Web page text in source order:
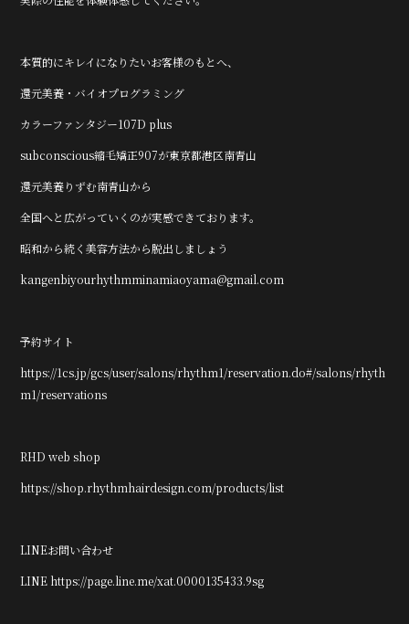
本質的にキレイになりたいお客様のもとへ、
還元美養・バイオプログラミング
カラーファンタジー107D plus
subconscious縮毛矯正907が東京都港区南青山
還元美養りずむ南青山から
全国へと広がっていくのが実感できております。
昭和から続く美容方法から脱出しましょう
kangenbiyourhythmminamiaoyama@gmail.com
予約サイト
https://1cs.jp/gcs/user/salons/rhythm1/reservation.do#/salons/rhyth
m1/reservations
RHD web shop
https://shop.rhythmhairdesign.com/products/list
LINEお問い合わせ
LINE https://page.line.me/xat.0000135433.9sg